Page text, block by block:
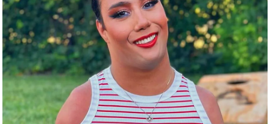
प्र
भु
म
हि
मा
ध
र्म